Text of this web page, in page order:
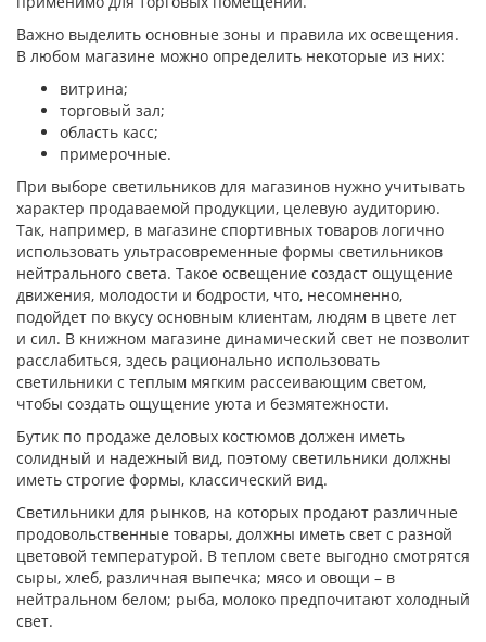
Важно выделить основные зоны и правила их освещения.
В любом магазине можно определить некоторые из них:
витрина;
торговый зал;
область касс;
примерочные.
При выборе светильников для магазинов нужно учитывать
характер продаваемой продукции, целевую аудиторию.
Так, например, в магазине спортивных товаров логично
использовать ультрасовременные формы светильников
нейтрального света. Такое освещение создаст ощущение
движения, молодости и бодрости, что, несомненно,
подойдет по вкусу основным клиентам, людям в цвете лет
и сил. В книжном магазине динамический свет не позволит
расслабиться, здесь рационально использовать
светильники с теплым мягким рассеивающим светом,
чтобы создать ощущение уюта и безмятежности.
Бутик по продаже деловых костюмов должен иметь
солидный и надежный вид, поэтому светильники должны
иметь строгие формы, классический вид.
Светильники для рынков, на которых продают различные
продовольственные товары, должны иметь свет с разной
цветовой температурой. В теплом свете выгодно смотрятся
сыры, хлеб, различная выпечка; мясо и овощи – в
нейтральном белом; рыба, молоко предпочитают холодный
свет.